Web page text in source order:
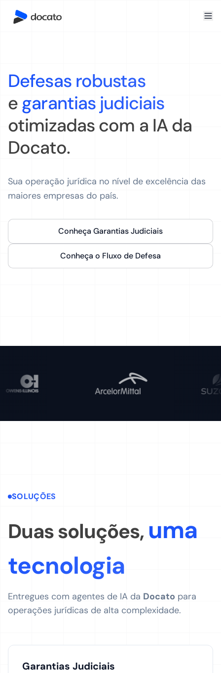
Defesas robustas
egarantias judiciais
otimizadas com a IA da
Docato.
Sua operação jurídica no nível de excelência das
maiores empresas do país.
Conheça Garantias Judiciais
Conheça o Fluxo de Defesa
SOLUÇÕES
Duas soluções, uma
tecnologia
Entregues com agentes de IA da Docato para
operações jurídicas de alta complexidade.
Garantias Judiciais